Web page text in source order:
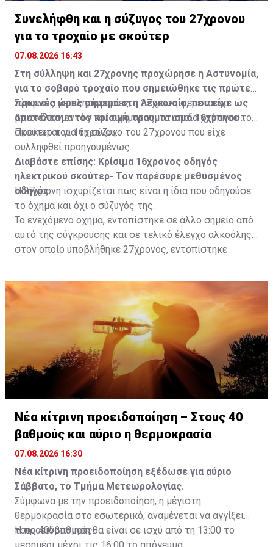
Συνελήφθη και η σύζυγος του 27χρονου
για το τροχαίο με σκούτερ
07.08.2026 16:43
Στη σύλληψη και 27χρονης προχώρησε η Αστυνομία,
για το σοβαρό τροχαίο που σημειώθηκε τις πρώτες
πρωινές ώρες σήμερα στη Λευκωσία, που είχε ως
αποτέλεσμα τον κρίσιμο τραυματισμό 16χρονου.
Σύμφωνα με πληροφορίες, η 27χρονη φέρεται να
βρισκόταν εντός του οχήματος, το οποίο χτύπησε το
σκούτερ του 16χρονου.
Πρόκειται για τη σύζυγο του 27χρονου που είχε
συλληφθεί προηγουμένως.
Διαβάστε επίσης: Κρίσιμα 16χρονος οδηγός
ηλεκτρικού σκούτερ- Τον παρέσυρε μεθυσμένος
οδηγός
Η 27χρονη ισχυρίζεται πως είναι η ίδια που οδηγούσε
το όχημα και όχι ο σύζυγός της.
Το ενεχόμενο όχημα, εντοπίστηκε σε άλλο σημείο από
αυτό της σύγκρουσης και σε τελικό έλεγχο αλκοόλης
στον οποίο υποβλήθηκε 27χρονος, εντοπίστηκε
είναι το ανώτατο από τον Νόμο όριο και συνελήφθη
για αυτόφωρο αδίκημα.
Νέα κίτρινη προειδοποίηση – Στους 40
βαθμούς και αύριο η θερμοκρασία
07.08.2026 16:30
Νέα κίτρινη προειδοποίηση εξέδωσε για αύριο
Σάββατο, το Τμήμα Μετεωρολογίας.
Σύμφωνα με την προειδοποίηση, η μέγιστη
θερμοκρασία στο εσωτερικό, αναμένεται να αγγίξει
τους 40νβαθμούς.
Η προειδοποίηση θα είναι σε ισχύ από τη 13:00 το